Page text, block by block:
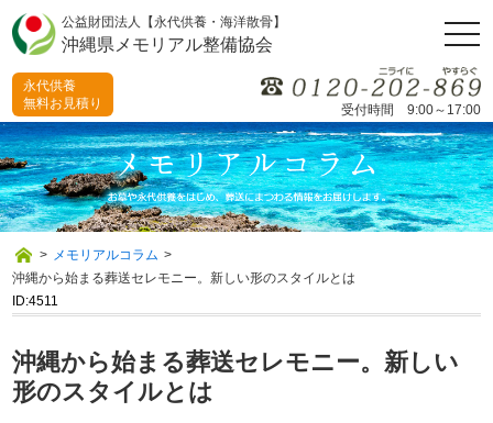
公益財団法人【永代供養・海洋散骨】
沖縄県メモリアル整備協会
受付時間 9:00～17:00
永代供養
無料お見積り
> メモリアルコラム >
沖縄から始まる葬送セレモニー。新しい形のスタイルとは
ID:4511
沖縄から始まる葬送セレモニー。新しい
形のスタイルとは